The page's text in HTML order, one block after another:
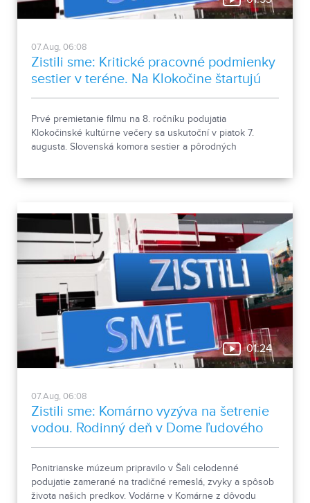
07.Aug, 06:08
Zistili sme: Kritické pracovné podmienky
sestier v teréne. Na Klokočine štartujú
kultúrne večery
Prvé premietanie filmu na 8. ročníku podujatia
Klokočinské kultúrne večery sa uskutoční v piatok 7.
augusta. Slovenská komora sestier a pôrodných
01:24
07.Aug, 06:08
Zistili sme: Komárno vyzýva na šetrenie
vodou. Rodinný deň v Dome ľudového
bývania a architektúry
Ponitrianske múzeum pripravilo v Šali celodenné
podujatie zamerané na tradičné remeslá, zvyky a spôsob
života našich predkov. Vodárne v Komárne z dôvodu